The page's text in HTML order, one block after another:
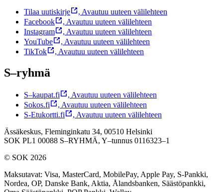
Tilaa uutiskirje , Avautuu uuteen välilehteen
Facebook
, Avautuu uuteen välilehteen
Instagram
, Avautuu uuteen välilehteen
YouTube
, Avautuu uuteen välilehteen
TikTok
, Avautuu uuteen välilehteen
S–ryhmä
S–kaupat.fi , Avautuu uuteen välilehteen
Sokos.fi
, Avautuu uuteen välilehteen
S-Etukortti.fi
, Avautuu uuteen välilehteen
Ässäkeskus, Fleminginkatu 34, 00510 Helsinki
SOK PL1 00088 S–RYHMÄ, Y–tunnus 0116323–1
© SOK 2026
Maksutavat: Visa, MasterCard, MobilePay, Apple Pay, S-Pankki,
Nordea, OP, Danske Bank, Aktia, Ålandsbanken, Säästöpankki,